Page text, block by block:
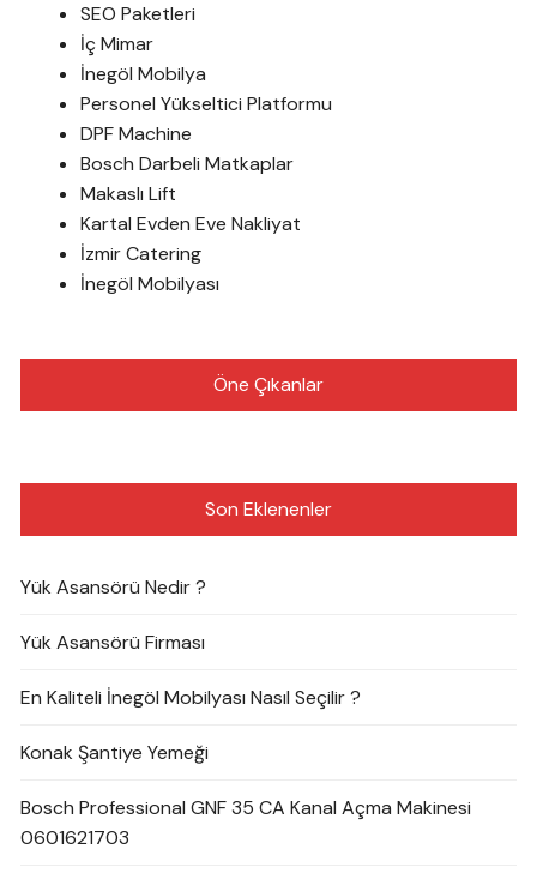
SEO Paketleri
İç Mimar
İnegöl Mobilya
Personel Yükseltici Platformu
DPF Machine
Bosch Darbeli Matkaplar
Makaslı Lift
Kartal Evden Eve Nakliyat
İzmir Catering
İnegöl Mobilyası
Öne Çıkanlar
Son Eklenenler
Yük Asansörü Nedir ?
Yük Asansörü Firması
En Kaliteli İnegöl Mobilyası Nasıl Seçilir ?
Konak Şantiye Yemeği
Bosch Professional GNF 35 CA Kanal Açma Makinesi
0601621703